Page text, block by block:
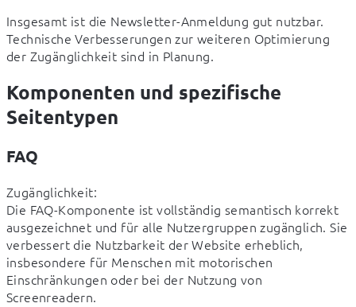
Insgesamt ist die Newsletter-Anmeldung gut nutzbar.
Technische Verbesserungen zur weiteren Optimierung
der Zugänglichkeit sind in Planung.
Komponenten und spezifische
Seitentypen
FAQ
Zugänglichkeit:
Die FAQ-Komponente ist vollständig semantisch korrekt
ausgezeichnet und für alle Nutzergruppen zugänglich. Sie
verbessert die Nutzbarkeit der Website erheblich,
insbesondere für Menschen mit motorischen
Einschränkungen oder bei der Nutzung von
Screenreadern.